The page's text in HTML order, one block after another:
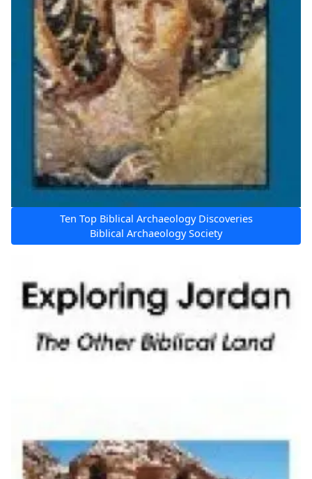
Ten Top Biblical Archaeology Discoveries
Biblical Archaeology Society